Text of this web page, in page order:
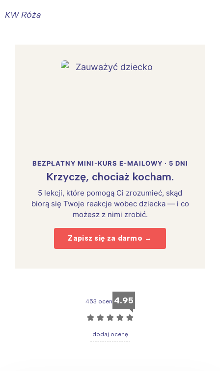
KW Róża
BEZPŁATNY MINI-KURS E-MAILOWY · 5 DNI
Krzyczę, chociaż kocham.
5 lekcji, które pomogą Ci zrozumieć, skąd
biorą się Twoje reakcje wobec dziecka — i co
możesz z nimi zrobić.
Zapisz się za darmo →
453 ocen 4.95
☆ ☆ ☆ ☆ ☆
dodaj ocenę